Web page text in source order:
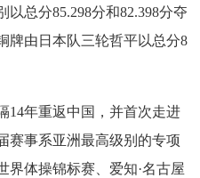
总分85.298分和82.398分夺
牌由日本队三轮哲平以总分8
14年重返中国，并首次走进
赛事系亚洲最高级别的专项
界体操锦标赛、爱知·名古屋